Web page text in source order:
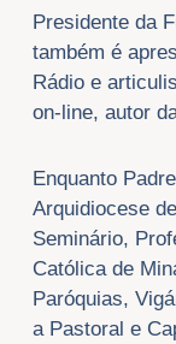
Presidente da
também é
Rádio e
on-line, autor
Enquanto
Arquidiocese
Seminário,
Católica de
Paróquias,
a Pastoral e